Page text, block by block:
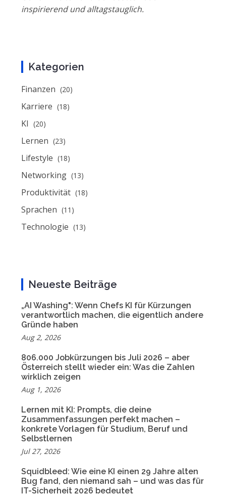
inspirierend und alltagstauglich.
Kategorien
Finanzen (20)
Karriere (18)
KI (20)
Lernen (23)
Lifestyle (18)
Networking (13)
Produktivität (18)
Sprachen (11)
Technologie (13)
Neueste Beiträge
„AI Washing": Wenn Chefs KI für Kürzungen
verantwortlich machen, die eigentlich andere
Gründe haben
Aug 2, 2026
806.000 Jobkürzungen bis Juli 2026 – aber
Österreich stellt wieder ein: Was die Zahlen
wirklich zeigen
Aug 1, 2026
Lernen mit KI: Prompts, die deine
Zusammenfassungen perfekt machen –
konkrete Vorlagen für Studium, Beruf und
Selbstlernen
Jul 27, 2026
Squidbleed: Wie eine KI einen 29 Jahre alten
Bug fand, den niemand sah – und was das für
IT-Sicherheit 2026 bedeutet